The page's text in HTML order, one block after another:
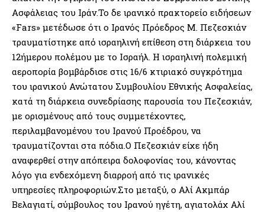
Ασφάλειας του Ιράν.Το δε ιρανικό πρακτορείο ειδήσεων
«Fars» μετέδωσε ότι ο Ιρανός Πρόεδρος Μ. Πεζεσκιάν
τραυματίστηκε από ισραηλινή επίθεση στη διάρκεια του
12ήμερου πολέμου με το Ισραήλ. Η ισραηλινή πολεμική
αεροπορία βομβάρδισε στις 16/6 κτιριακό συγκρότημα
του ιρανικού Ανώτατου Συμβουλίου Εθνικής Ασφαλείας,
κατά τη διάρκεια συνεδρίασης παρουσία του Πεζεσκιάν,
με ορισμένους από τους συμμετέχοντες,
περιλαμβανομένου του Ιρανού Προέδρου, να
τραυματίζονται στα πόδια.Ο Πεζεσκιάν είχε ήδη
αναφερθεί στην απόπειρα δολοφονίας του, κάνοντας
λόγο για ενδεχόμενη διαρροή από τις ιρανικές
υπηρεσίες πληροφοριών.Στο μεταξύ, ο Αλί Ακμπάρ
Βελαγιατί, σύμβουλος του Ιρανού ηγέτη, αγιατολάχ Αλί